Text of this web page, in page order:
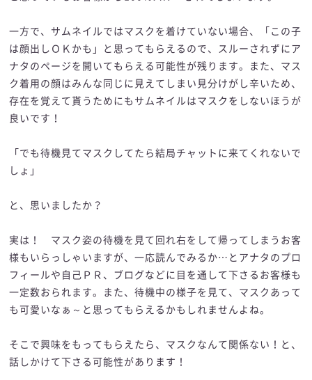
一方で、サムネイルではマスクを着けていない場合、「この子
は顔出しＯＫかも」と思ってもらえるので、スルーされずにア
ナタのページを開いてもらえる可能性が残ります。また、マス
ク着用の顔はみんな同じに見えてしまい見分けがし辛いため、
存在を覚えて貰うためにもサムネイルはマスクをしないほうが
良いです！
「でも待機見てマスクしてたら結局チャットに来てくれないで
しょ」
と、思いましたか？
実は！ マスク姿の待機を見て回れ右をして帰ってしまうお客
様もいらっしゃいますが、一応読んでみるか…とアナタのプロ
フィールや自己ＰＲ、ブログなどに目を通して下さるお客様も
一定数おられます。また、待機中の様子を見て、マスクあって
も可愛いなぁ～と思ってもらえるかもしれませんよね。
そこで興味をもってもらえたら、マスクなんて関係ない！と、
話しかけて下さる可能性があります！